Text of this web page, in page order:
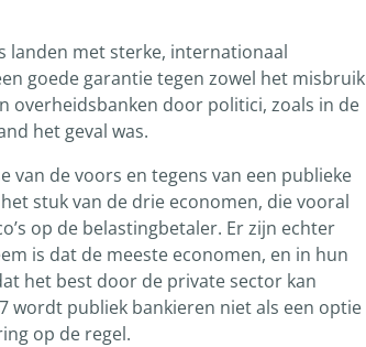
landen met sterke, internationaal
goede garantie tegen zowel het misbruik
overheidsbanken door politici, zoals in de
het geval was.
van de voors en tegens van een publieke
stuk van de drie economen, die vooral
op de belastingbetaler. Er zijn echter
is dat de meeste economen, en in hun
het best door de private sector kan
wordt publiek bankieren niet als een optie
op de regel.